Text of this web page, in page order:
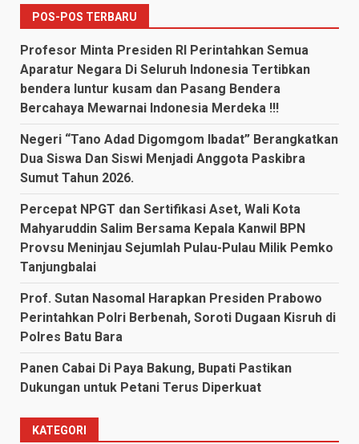
POS-POS TERBARU
Profesor Minta Presiden RI Perintahkan Semua
Aparatur Negara Di Seluruh Indonesia Tertibkan
bendera luntur kusam dan Pasang Bendera
Bercahaya Mewarnai Indonesia Merdeka !!!
Negeri “Tano Adad Digomgom Ibadat” Berangkatkan
Dua Siswa Dan Siswi Menjadi Anggota Paskibra
Sumut Tahun 2026.
Percepat NPGT dan Sertifikasi Aset, Wali Kota
Mahyaruddin Salim Bersama Kepala Kanwil BPN
Provsu Meninjau Sejumlah Pulau-Pulau Milik Pemko
Tanjungbalai
Prof. Sutan Nasomal Harapkan Presiden Prabowo
Perintahkan Polri Berbenah, Soroti Dugaan Kisruh di
Polres Batu Bara
Panen Cabai Di Paya Bakung, Bupati Pastikan
Dukungan untuk Petani Terus Diperkuat
KATEGORI